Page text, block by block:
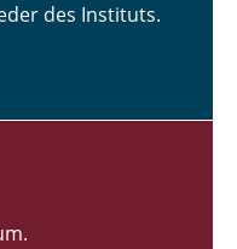
des Instituts.